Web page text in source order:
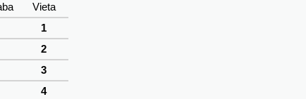
Vieta
1
2
3
4